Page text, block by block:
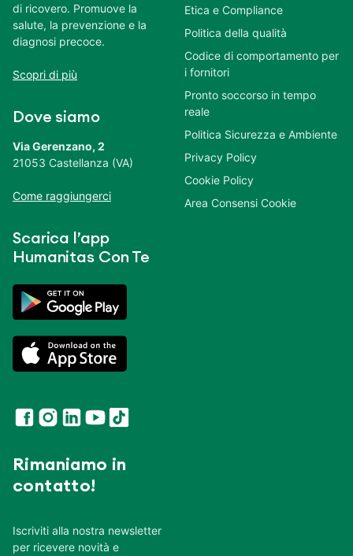
di ricovero. Promuove la
salute, la prevenzione e la
diagnosi precoce.
Scopri di più
Dove siamo
Via Gerenzano, 2
21053 Castellanza (VA)
Come raggiungerci
Scarica l’app
Humanitas Con Te
Rimaniamo in
contatto!
Iscriviti alla nostra newsletter
per ricevere novità e
Etica e Compliance
Politica della qualità
Codice di comportamento per
i fornitori
Pronto soccorso in tempo
reale
Politica Sicurezza e Ambiente
Privacy Policy
Cookie Policy
Area Consensi Cookie